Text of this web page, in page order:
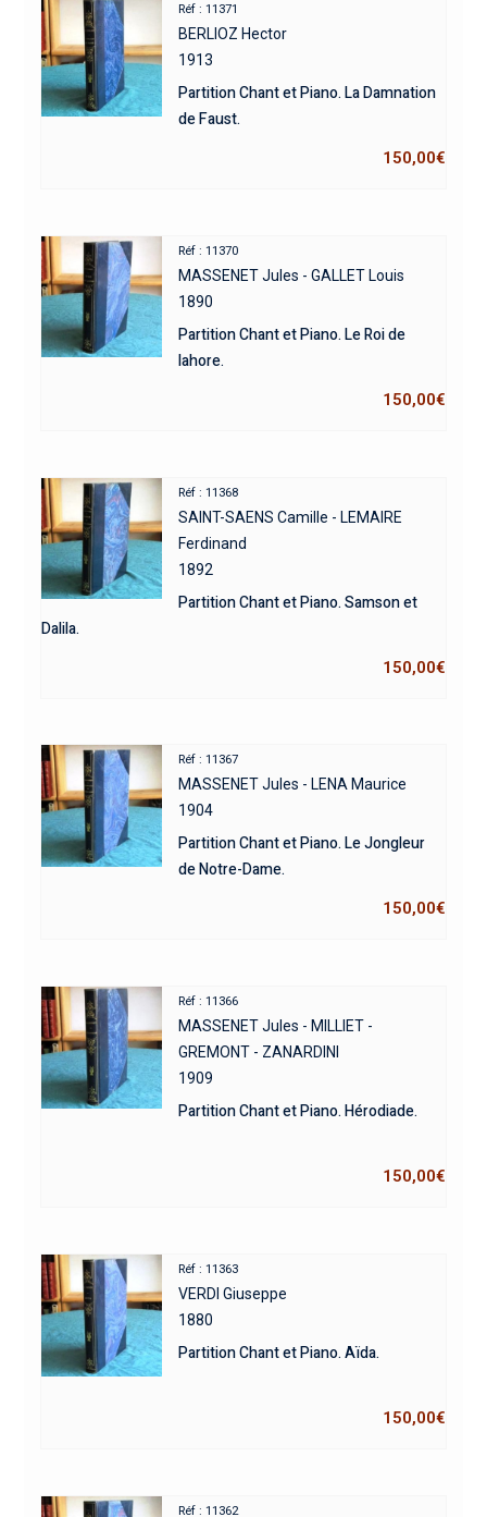
Réf : 11371
BERLIOZ Hector
1913
Partition Chant et Piano. La Damnation
de Faust.
150,00€
Réf : 11370
MASSENET Jules - GALLET Louis
1890
Partition Chant et Piano. Le Roi de
lahore.
150,00€
Réf : 11368
SAINT-SAENS Camille - LEMAIRE
Ferdinand
1892
Partition Chant et Piano. Samson et
Dalila.
150,00€
Réf : 11367
MASSENET Jules - LENA Maurice
1904
Partition Chant et Piano. Le Jongleur
de Notre-Dame.
150,00€
Réf : 11366
MASSENET Jules - MILLIET -
GREMONT - ZANARDINI
1909
Partition Chant et Piano. Hérodiade.
150,00€
Réf : 11363
VERDI Giuseppe
1880
Partition Chant et Piano. Aïda.
150,00€
Réf : 11362